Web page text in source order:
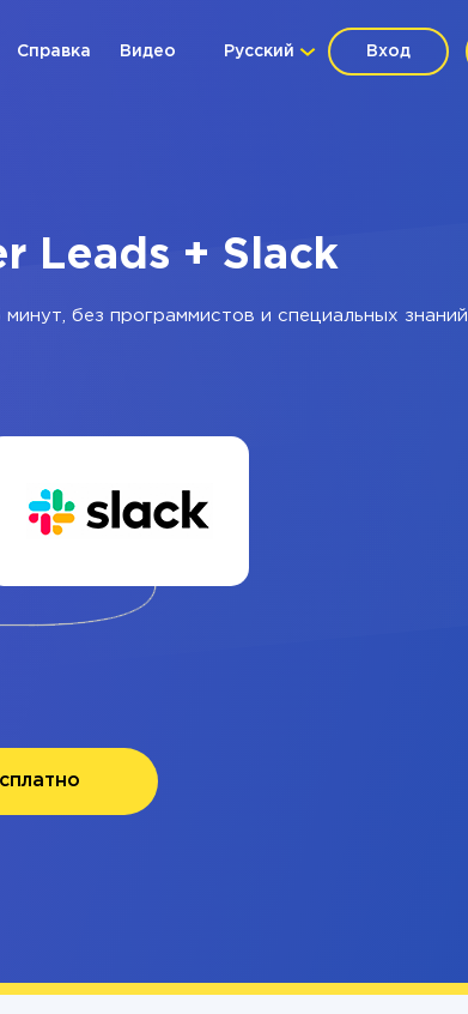
Вход
Русский
Справка Видео
Leads + Slack
без программистов и специальных знаний.